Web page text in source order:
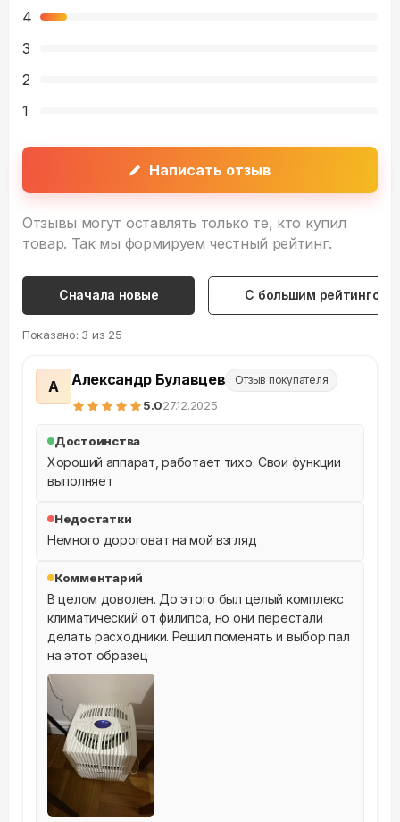
4
3
2
1
Написать отзыв
Отзывы могут оставлять только те, кто купил
товар. Так мы формируем честный рейтинг.
Сначала новые С большим рейтингом
Показано: 3 из 25
А Александр Булавцев Отзыв покупателя
5.027.12.2025
Достоинства
Хороший аппарат, работает тихо. Свои функции
выполняет
Недостатки
Немного дороговат на мой взгляд
Комментарий
В целом доволен. До этого был целый комплекс
климатический от филипса, но они перестали
делать расходники. Решил поменять и выбор пал
на этот образец